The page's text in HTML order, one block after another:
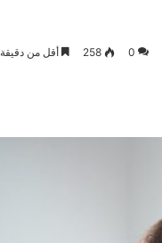
0
258 أقل من دقيقة